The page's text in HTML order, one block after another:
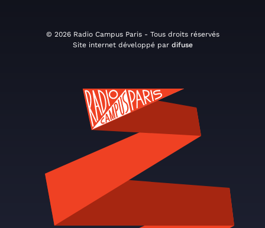
© 2026 Radio Campus Paris - Tous droits réservés
Site internet développé par difuse